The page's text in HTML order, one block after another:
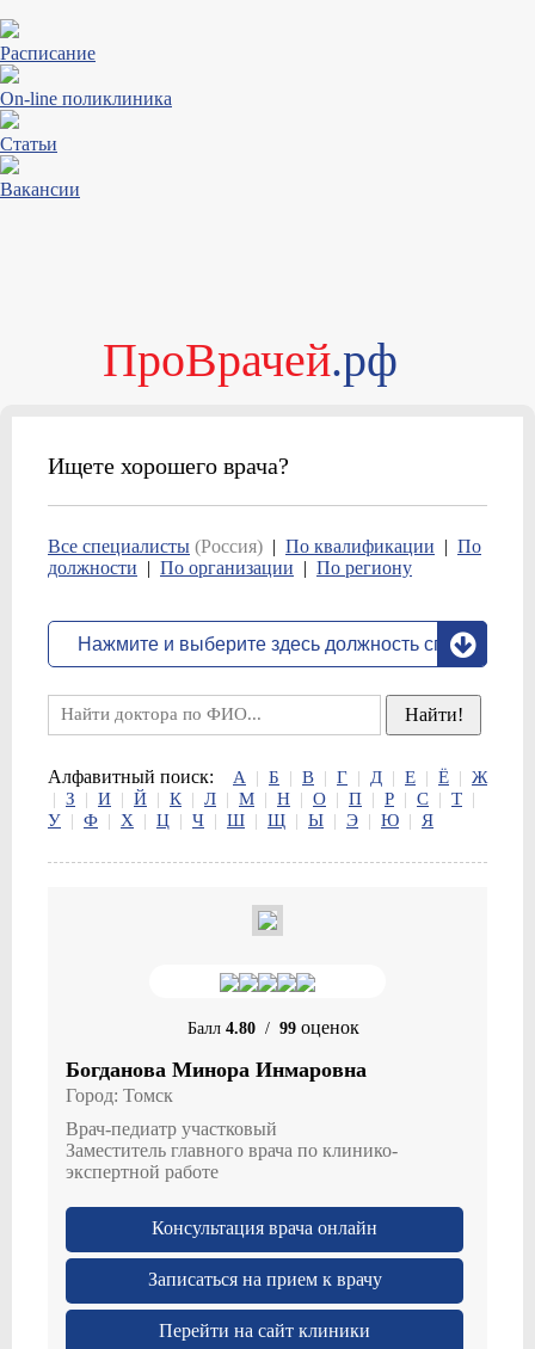
Расписание
On-line поликлиника
Статьи
Вакансии
ПроВрачей.рф
Ищете хорошего врача?
Все специалисты (Россия) | По квалификации | По
должности | По организации | По региону
Алфавитный поиск: А | Б | В | Г | Д | Е | Ё | Ж
| З | И | Й | К | Л | М | Н | О | П | Р | С | Т |
У | Ф | Х | Ц | Ч | Ш | Щ | Ы | Э | Ю | Я
Балл 4.80 / 99 оценок
Богданова Минора Инмаровна
Город: Томск
Врач-педиатр участковый
Заместитель главного врача по клинико-
экспертной работе
Консультация врача онлайн
Записаться на прием к врачу
Перейти на сайт клиники